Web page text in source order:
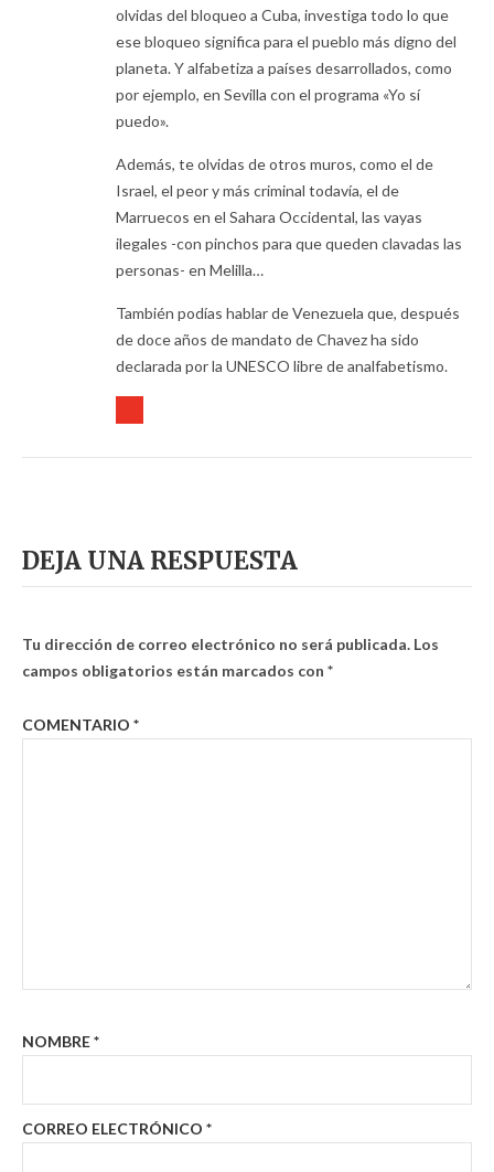
olvidas del bloqueo a Cuba, investiga todo lo que
ese bloqueo significa para el pueblo más digno del
planeta. Y alfabetiza a países desarrollados, como
por ejemplo, en Sevilla con el programa «Yo sí
puedo».
Además, te olvidas de otros muros, como el de
Israel, el peor y más criminal todavía, el de
Marruecos en el Sahara Occidental, las vayas
ilegales -con pinchos para que queden clavadas las
personas- en Melilla…
También podías hablar de Venezuela que, después
de doce años de mandato de Chavez ha sido
declarada por la UNESCO libre de analfabetismo.
DEJA UNA RESPUESTA
Tu dirección de correo electrónico no será publicada. Los
campos obligatorios están marcados con *
COMENTARIO *
NOMBRE*
CORREO ELECTRÓNICO *